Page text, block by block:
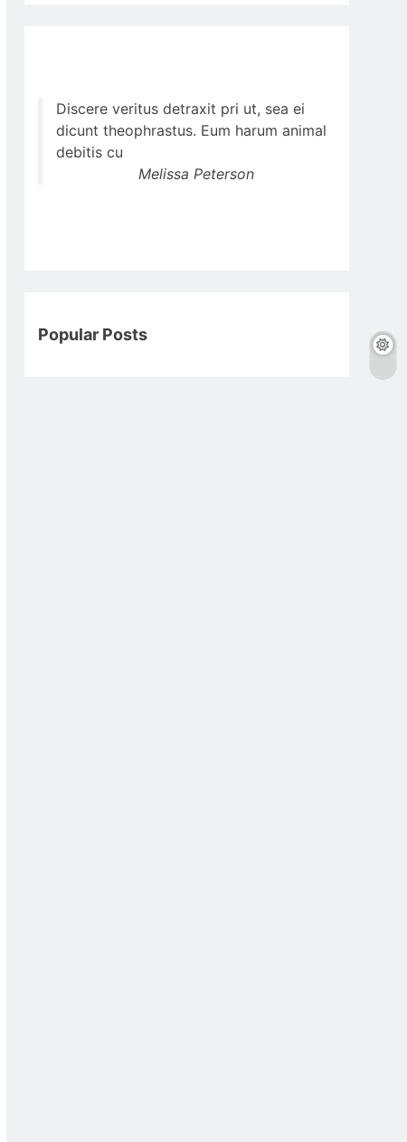
Discere veritus detraxit pri ut, sea ei
dicunt theophrastus. Eum harum animal
debitis cu
Melissa Peterson
Popular Posts